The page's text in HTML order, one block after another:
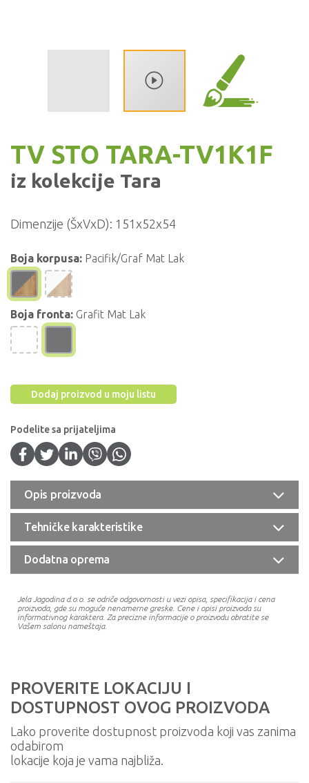
TV STO TARA-TV1K1F
iz kolekcije Tara
Dimenzije (ŠxVxD): 151x52x54
Boja korpusa: Pacifik/Graf Mat Lak
Boja fronta: Grafit Mat Lak
Dodaj proizvod u moju listu
Podelite sa prijateljima
Opis proizvoda
Tehničke karakteristike
Dodatna oprema
Jela Jagodina d.o.o. se odriče odgovornosti u vezi opisa, specifikacija i cena
proizvoda, gde su moguće nenamerne greske. Cene i opisi proizvoda su
informativnog karaktera. Za precizne informacije o proizvodu obratite se
Vašem salonu nameštaja.
PROVERITE LOKACIJU I
DOSTUPNOST OVOG PROIZVODA
Lako proverite dostupnost proizvoda koji vas zanima
odabirom
lokacije koja je vama najbliža.